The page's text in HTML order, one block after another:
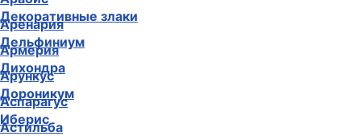
Аренария
Армерия
Арункус
Аспарагус
Астильба
Декоративные злаки
Дельфиниум
Дихондра
Дороникум
Иберис